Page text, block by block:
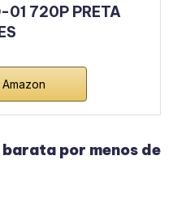
01 720P PRETA
por menos de